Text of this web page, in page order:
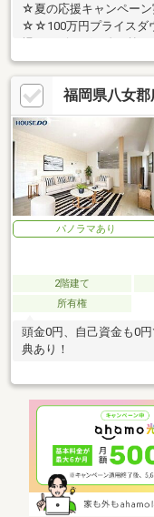
☆夏の応援キャンペーン
☆☆100万円プライスダ
太陽光設置されています
福岡県八女
パノラマあり
2階建て
所有権
頭金0円、自己資金も0
典あり！